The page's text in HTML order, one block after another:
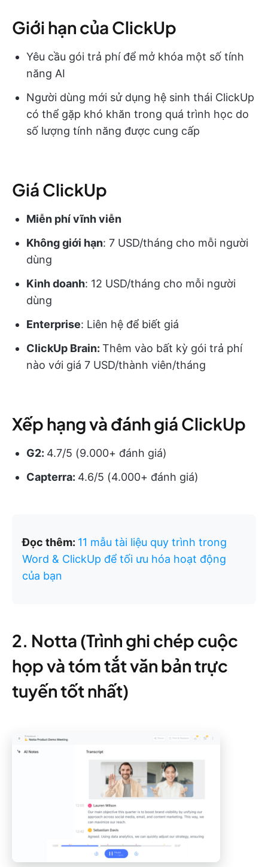
Giới hạn của ClickUp
Yêu cầu gói trả phí để mở khóa một số tính
năng AI
Người dùng mới sử dụng hệ sinh thái ClickUp
có thể gặp khó khăn trong quá trình học do
số lượng tính năng được cung cấp
Giá ClickUp
Miễn phí vĩnh viễn
Không giới hạn: 7 USD/tháng cho mỗi người
dùng
Kinh doanh: 12 USD/tháng cho mỗi người
dùng
Enterprise: Liên hệ để biết giá
ClickUp Brain: Thêm vào bất kỳ gói trả phí
nào với giá 7 USD/thành viên/tháng
Xếp hạng và đánh giá ClickUp
G2: 4.7/5 (9.000+ đánh giá)
Capterra: 4.6/5 (4.000+ đánh giá)
Đọc thêm: 11 mẫu tài liệu quy trình trong
Word & ClickUp để tối ưu hóa hoạt động
của bạn
2. Notta (Trình ghi chép cuộc
họp và tóm tắt văn bản trực
tuyến tốt nhất)